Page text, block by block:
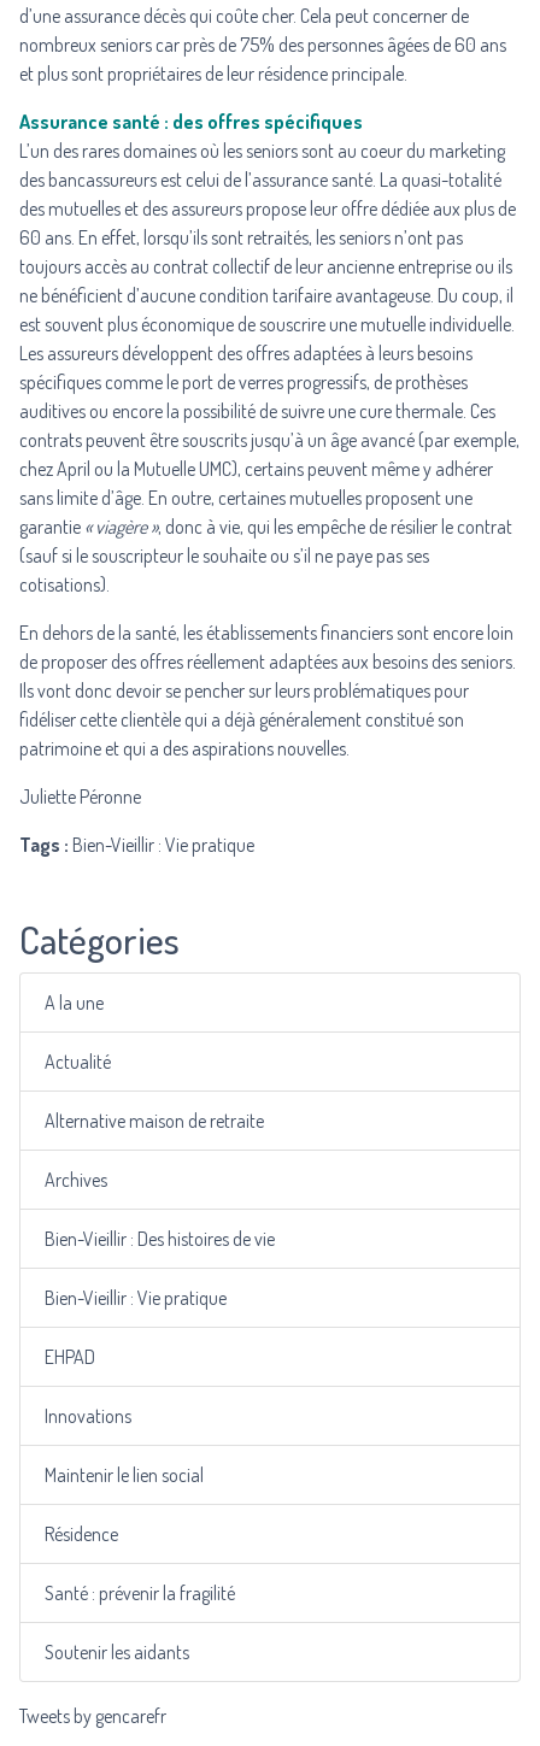
d’une assurance décès qui coûte cher. Cela peut concerner de
nombreux seniors car près de 75% des personnes âgées de 60 ans
et plus sont propriétaires de leur résidence principale.
Assurance santé : des offres spécifiques
L’un des rares domaines où les seniors sont au coeur du marketing
des bancassureurs est celui de l’assurance santé. La quasi-totalité
des mutuelles et des assureurs propose leur offre dédiée aux plus de
60 ans. En effet, lorsqu’ils sont retraités, les seniors n’ont pas
toujours accès au contrat collectif de leur ancienne entreprise ou ils
ne bénéficient d’aucune condition tarifaire avantageuse. Du coup, il
est souvent plus économique de souscrire une mutuelle individuelle.
Les assureurs développent des offres adaptées à leurs besoins
spécifiques comme le port de verres progressifs, de prothèses
auditives ou encore la possibilité de suivre une cure thermale. Ces
contrats peuvent être souscrits jusqu’à un âge avancé (par exemple,
chez April ou la Mutuelle UMC), certains peuvent même y adhérer
sans limite d’âge. En outre, certaines mutuelles proposent une
garantie « viagère », donc à vie, qui les empêche de résilier le contrat
(sauf si le souscripteur le souhaite ou s’il ne paye pas ses
cotisations).
En dehors de la santé, les établissements financiers sont encore loin
de proposer des offres réellement adaptées aux besoins des seniors.
Ils vont donc devoir se pencher sur leurs problématiques pour
fidéliser cette clientèle qui a déjà généralement constitué son
patrimoine et qui a des aspirations nouvelles.
Juliette Péronne
Tags : Bien-Vieillir : Vie pratique
Catégories
A la une
Actualité
Alternative maison de retraite
Archives
Bien-Vieillir : Des histoires de vie
Bien-Vieillir : Vie pratique
EHPAD
Innovations
Maintenir le lien social
Résidence
Santé : prévenir la fragilité
Soutenir les aidants
Tweets by gencarefr